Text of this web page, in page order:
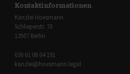
Kontaktinformationen
Kanzlei Hoesmann
Schlieperstr. 70
13507 Berlin
030 61 08 04 191
kanzlei@hoesmann.legal